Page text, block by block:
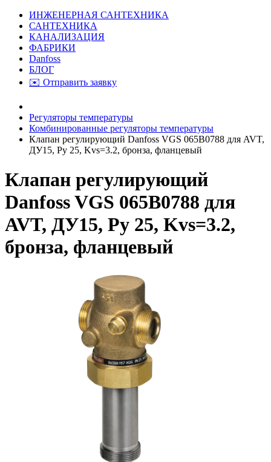
ИНЖЕНЕРНАЯ САНТЕХНИКА
САНТЕХНИКА
КАНАЛИЗАЦИЯ
ФАБРИКИ
Danfoss
БЛОГ
✉️ Отправить заявку
Регуляторы температуры
Комбинированные регуляторы температуры
Клапан регулирующий Danfoss VGS 065B0788 для AVT,
ДУ15, Ру 25, Kvs=3.2, бронза, фланцевый
Клапан регулирующий
Danfoss VGS 065B0788 для
AVT, ДУ15, Ру 25, Kvs=3.2,
бронза, фланцевый